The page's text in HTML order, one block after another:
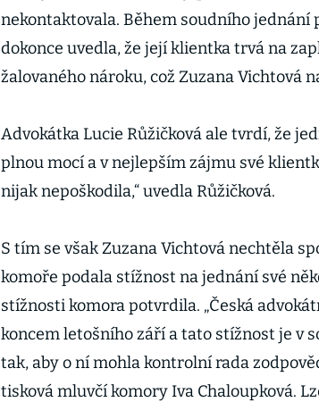
nekontaktovala. Během soudního jednání
dokonce uvedla, že její klientka trvá na
žalovaného nároku, což Zuzana Vichtová
Advokátka Lucie Růžičková ale tvrdí, že
plnou mocí a v nejlepším zájmu své
nijak nepoškodila,“ uvedla Růžičková.
S tím se však Zuzana Vichtová nechtěla
komoře podala stížnost na jednání své
stížnosti komora potvrdila. „Česká
koncem letošního září a tato stížnost je v
tak, aby o ní mohla kontrolní rada
tisková mluvčí komory Iva Chaloupková.